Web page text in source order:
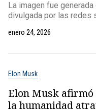
La imagen fue
divulgada por las redes
enero 24, 2026
Elon Musk
Elon Musk afirmó
la humanidad